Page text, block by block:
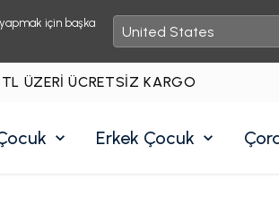
için başka
ÜZERI ÜCRETSIZ KARGO
Erkek Çocuk